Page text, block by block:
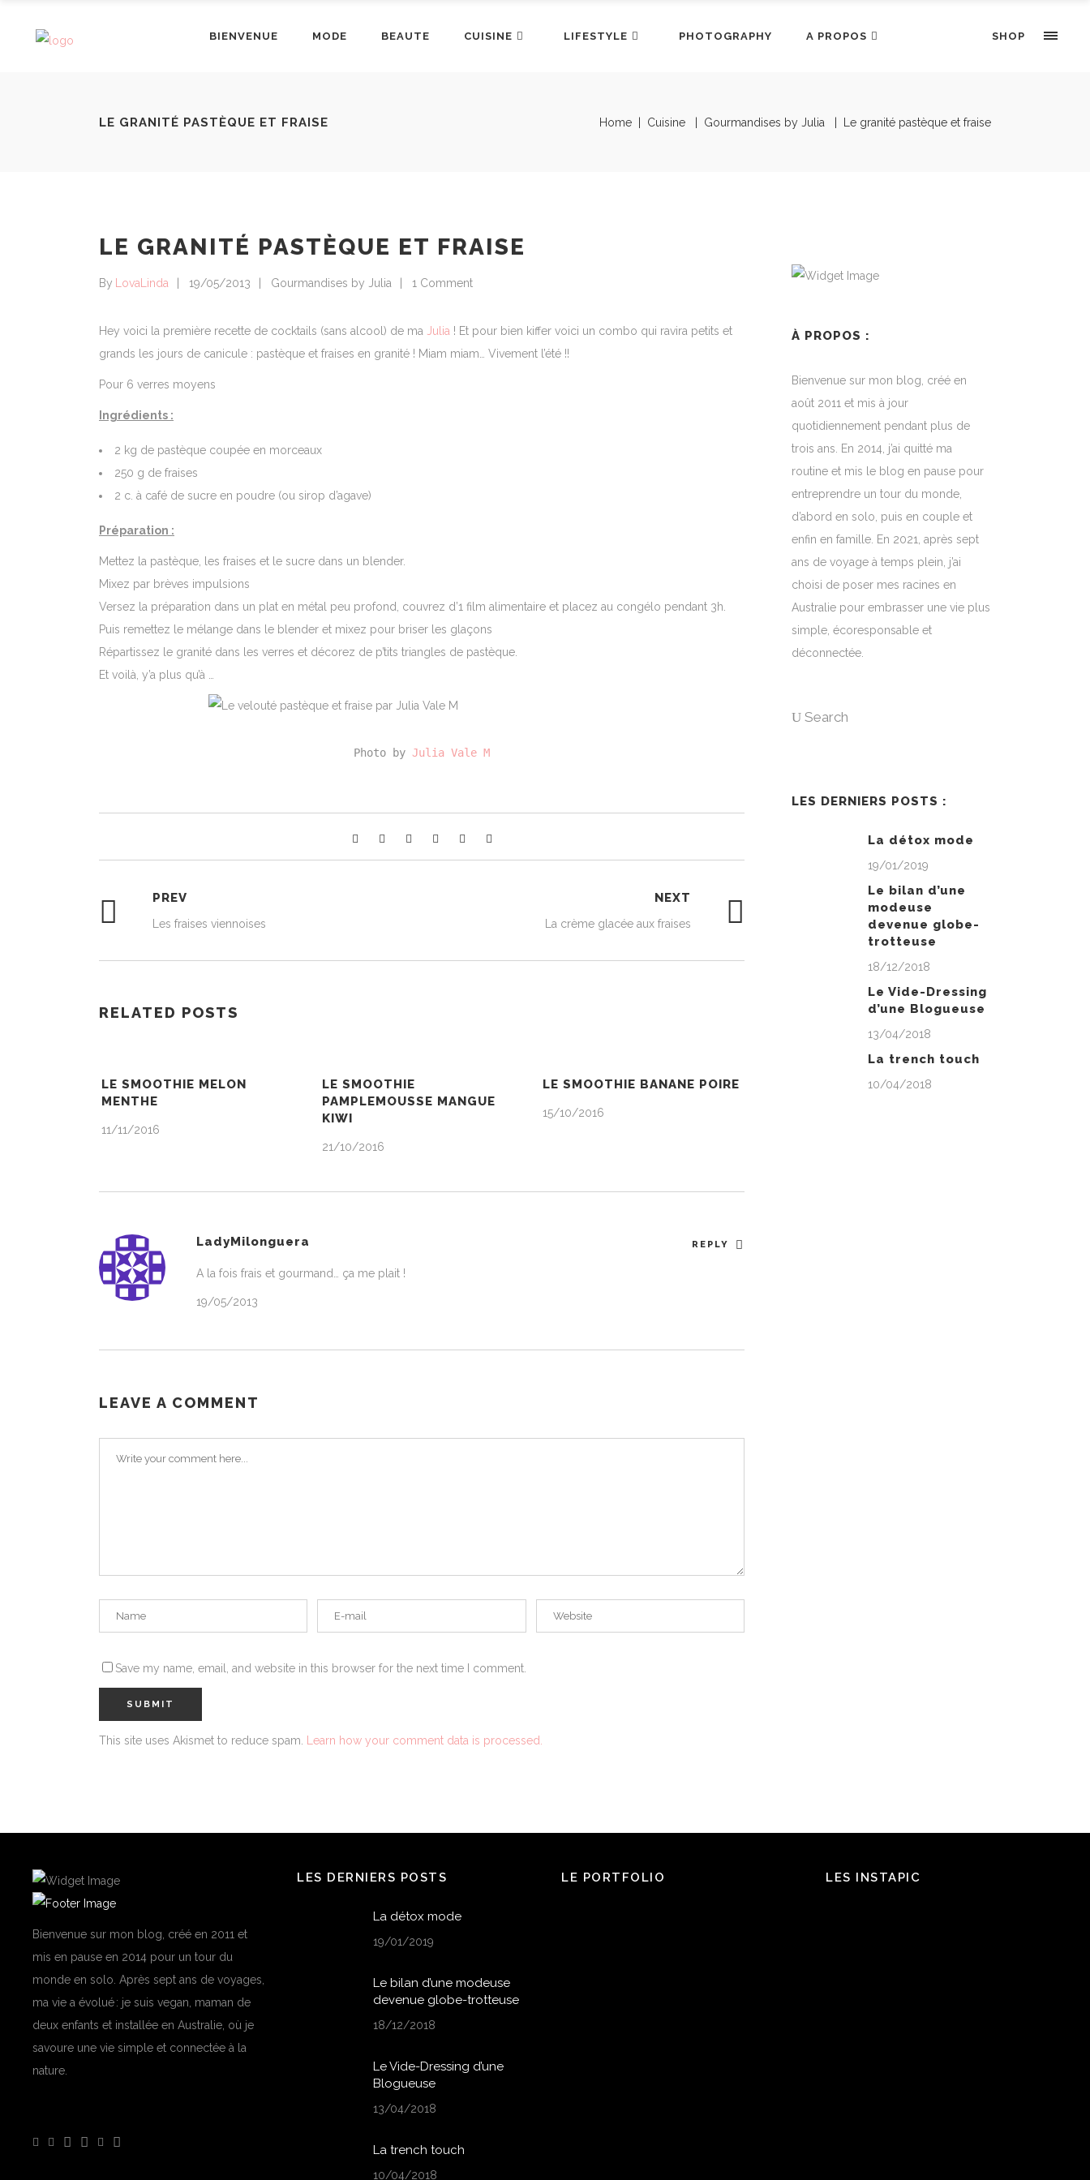
BIENVENUE MODE BEAUTE CUISINE LIFESTYLE PHOTOGRAPHY A PROPOS SHOP
LE GRANITÉ PASTÈQUE ET FRAISE Home Cuisine Gourmandises by Julia Le granité pastèque et fraise
LE GRANITÉ PASTÈQUE ET FRAISE
By LovaLinda 19/05/2013 Gourmandises by Julia 1 Comment
Hey voici la première recette de cocktails (sans alcool) de ma Julia ! Et pour bien kiffer voici un combo qui ravira petits et
grands les jours de canicule : pastèque et fraises en granité ! Miam miam… Vivement l’été !!
Pour 6 verres moyens
Ingrédients :
2 kg de pastèque coupée en morceaux
250 g de fraises
2 c. à café de sucre en poudre (ou sirop d’agave)
Préparation :
Mettez la pastèque, les fraises et le sucre dans un blender.
Mixez par brèves impulsions
Versez la préparation dans un plat en métal peu profond, couvrez d’1 film alimentaire et placez au congélo pendant 3h.
Puis remettez le mélange dans le blender et mixez pour briser les glaçons
Répartissez le granité dans les verres et décorez de p’tits triangles de pastèque.
Et voilà, y’a plus qu’à …
Photo by Julia Vale M
PREV
Les fraises viennoises
NEXT
La crème glacée aux fraises
RELATED POSTS
LE SMOOTHIE MELON
MENTHE
11/11/2016
LE SMOOTHIE
PAMPLEMOUSSE MANGUE
KIWI
21/10/2016
LE SMOOTHIE BANANE POIRE
15/10/2016
LadyMilonguera REPLY
A la fois frais et gourmand… ça me plait !
19/05/2013
LEAVE A COMMENT
Save my name, email, and website in this browser for the next time I comment.
This site uses Akismet to reduce spam. Learn how your comment data is processed.
À PROPOS :
Bienvenue sur mon blog, créé en
août 2011 et mis à jour
quotidiennement pendant plus de
trois ans. En 2014, j’ai quitté ma
routine et mis le blog en pause pour
entreprendre un tour du monde,
d’abord en solo, puis en couple et
enfin en famille. En 2021, après sept
ans de voyage à temps plein, j’ai
choisi de poser mes racines en
Australie pour embrasser une vie plus
simple, écoresponsable et
déconnectée.
Search
LES DERNIERS POSTS :
La détox mode
19/01/2019
Le bilan d’une
modeuse
devenue globe-
trotteuse
18/12/2018
Le Vide-Dressing
d’une Blogueuse
13/04/2018
La trench touch
10/04/2018
Bienvenue sur mon blog, créé en 2011 et
mis en pause en 2014 pour un tour du
monde en solo. Après sept ans de voyages,
ma vie a évolué : je suis vegan, maman de
deux enfants et installée en Australie, où je
savoure une vie simple et connectée à la
nature.
LES DERNIERS POSTS
La détox mode
19/01/2019
Le bilan d’une modeuse
devenue globe-trotteuse
18/12/2018
Le Vide-Dressing d’une
Blogueuse
13/04/2018
La trench touch
10/04/2018
LE PORTFOLIO LES INSTAPIC